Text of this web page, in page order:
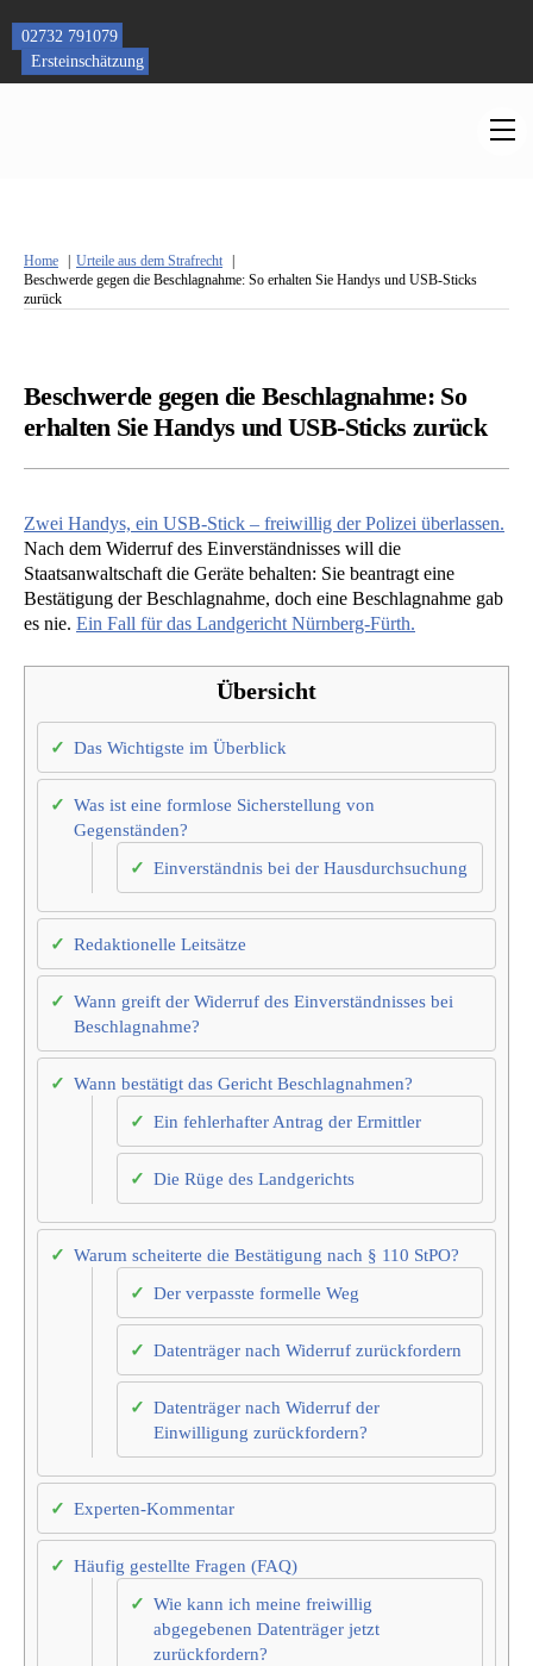
content
02732 791079
Ersteinschätzung
Home
Urteile aus dem Strafrecht
Beschwerde gegen die Beschlagnahme: So erhalten Sie Handys und USB-Sticks
zurück
Beschwerde gegen die Beschlagnahme: So
erhalten Sie Handys und USB-Sticks zurück
Zwei Handys, ein USB-Stick – freiwillig der Polizei überlassen.
Nach dem Widerruf des Einverständnisses will die
Staatsanwaltschaft die Geräte behalten: Sie beantragt eine
Bestätigung der Beschlagnahme, doch eine Beschlagnahme gab
es nie. Ein Fall für das Landgericht Nürnberg-Fürth.
Übersicht
Das Wichtigste im Überblick
Was ist eine formlose Sicherstellung von
Gegenständen?
Einverständnis bei der Hausdurchsuchung
Redaktionelle Leitsätze
Wann greift der Widerruf des Einverständnisses bei
Beschlagnahme?
Wann bestätigt das Gericht Beschlagnahmen?
Ein fehlerhafter Antrag der Ermittler
Die Rüge des Landgerichts
Warum scheiterte die Bestätigung nach § 110 StPO?
Der verpasste formelle Weg
Datenträger nach Widerruf zurückfordern
Datenträger nach Widerruf der
Einwilligung zurückfordern?
Experten-Kommentar
Häufig gestellte Fragen (FAQ)
Wie kann ich meine freiwillig
abgegebenen Datenträger jetzt
zurückfordern?